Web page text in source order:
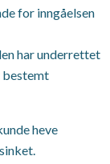
for inngåelsen
har underrettet
bestemt
heve